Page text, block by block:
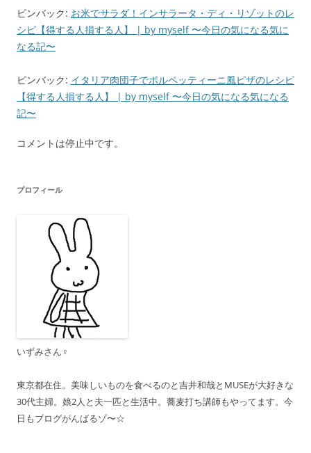
ン
ピンバック: お米でサラダ！インサラータ・ディ・リゾットのレ
シピ【得する人損する人】 | by myself 〜今日の気になる気に
なる記〜
ピンバック: イタリア肉団子でポルペッティーニ風ピザのレシピ
【得する人損する人】 | by myself 〜今日の気になる気になる
記〜
コメントは停止中です。
プロフィール
いずみさん♀
東京都在住。美味しいものを食べるのと吉井和哉とMUSEが大好きな
30代主婦。娘2人と夫一匹と生活中。蕎麦打ち講師もやってます。今
日もブログがんばるゾ〜☆